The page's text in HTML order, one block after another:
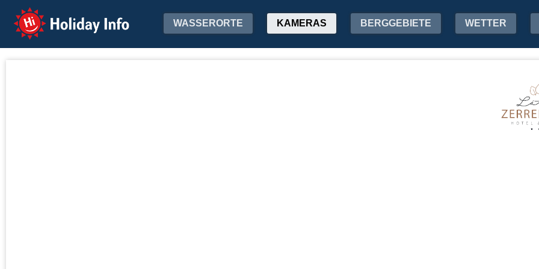
Holiday Info WASSERORTE KAMERAS BERGGEBIETE WETTER